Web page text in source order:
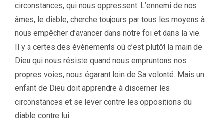
circonstances, qui nous oppressent. L’ennemi de nos
âmes, le diable, cherche toujours par tous les moyens à
nous empêcher d’avancer dans notre foi et dans la vie.
Il y a certes des évènements où c’est plutôt la main de
Dieu qui nous résiste quand nous empruntons nos
propres voies, nous égarant loin de Sa volonté. Mais un
enfant de Dieu doit apprendre à discerner les
circonstances et se lever contre les oppositions du
diable contre lui.